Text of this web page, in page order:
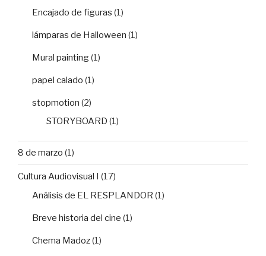
Encajado de figuras (1)
lámparas de Halloween (1)
Mural painting(1)
papel calado (1)
stopmotion (2)
STORYBOARD (1)
8 de marzo (1)
Cultura Audiovisual I (17)
Análisis de EL RESPLANDOR (1)
Breve historia del cine (1)
Chema Madoz(1)